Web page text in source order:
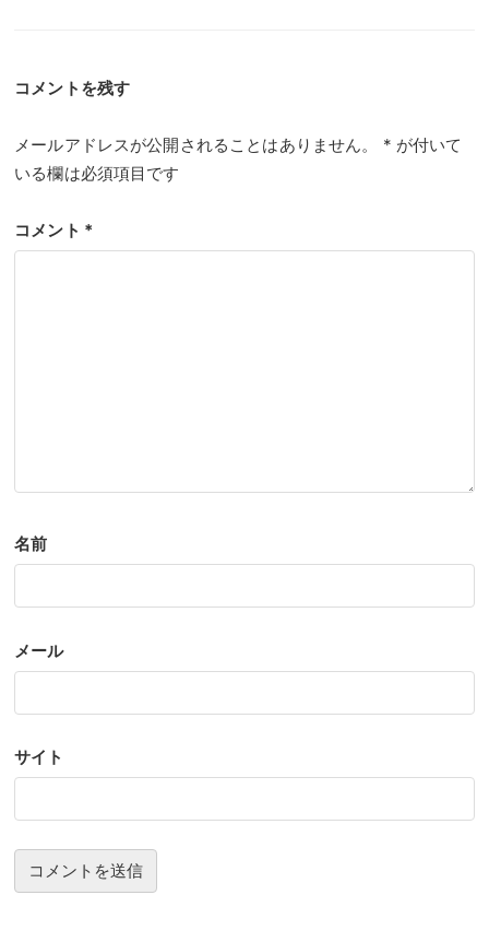
コメントを残す
メールアドレスが公開されることはありません。 * が付いて
いる欄は必須項目です
コメント *
名前
メール
サイト